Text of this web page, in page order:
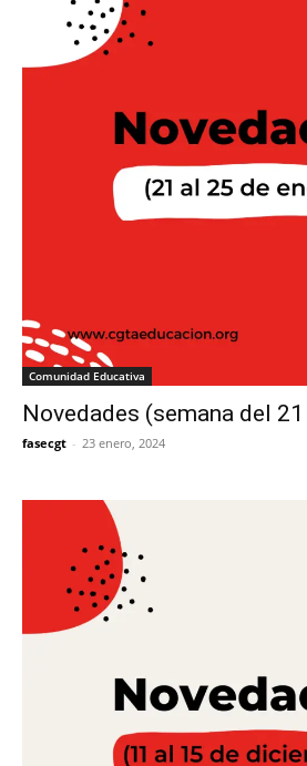
Comunidad Educativa
Novedades (semana del
fasecgt - 23 enero, 2024